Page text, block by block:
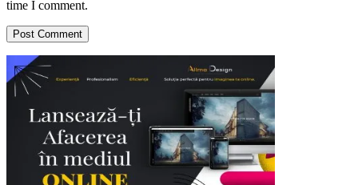
time I comment.